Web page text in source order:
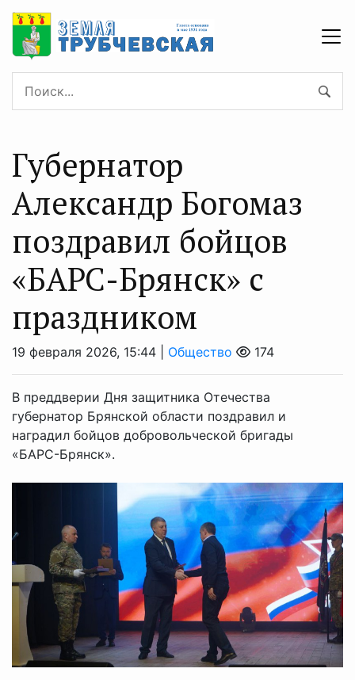
Губернатор
Александр Богомаз
поздравил бойцов
«БАРС-Брянск» с
праздником
19 февраля 2026, 15:44 | Общество 174
​В преддверии Дня защитника Отечества
губернатор Брянской области поздравил и
наградил бойцов добровольческой бригады
«БАРС-Брянск».